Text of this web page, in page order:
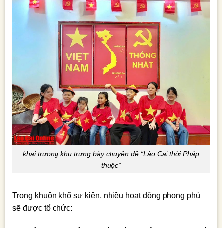
khai trương khu trưng bày chuyên đề “Lào Cai thời Pháp
thuộc”
Trong khuôn khổ sự kiện, nhiều hoạt động phong phú
sẽ được tổ chức: